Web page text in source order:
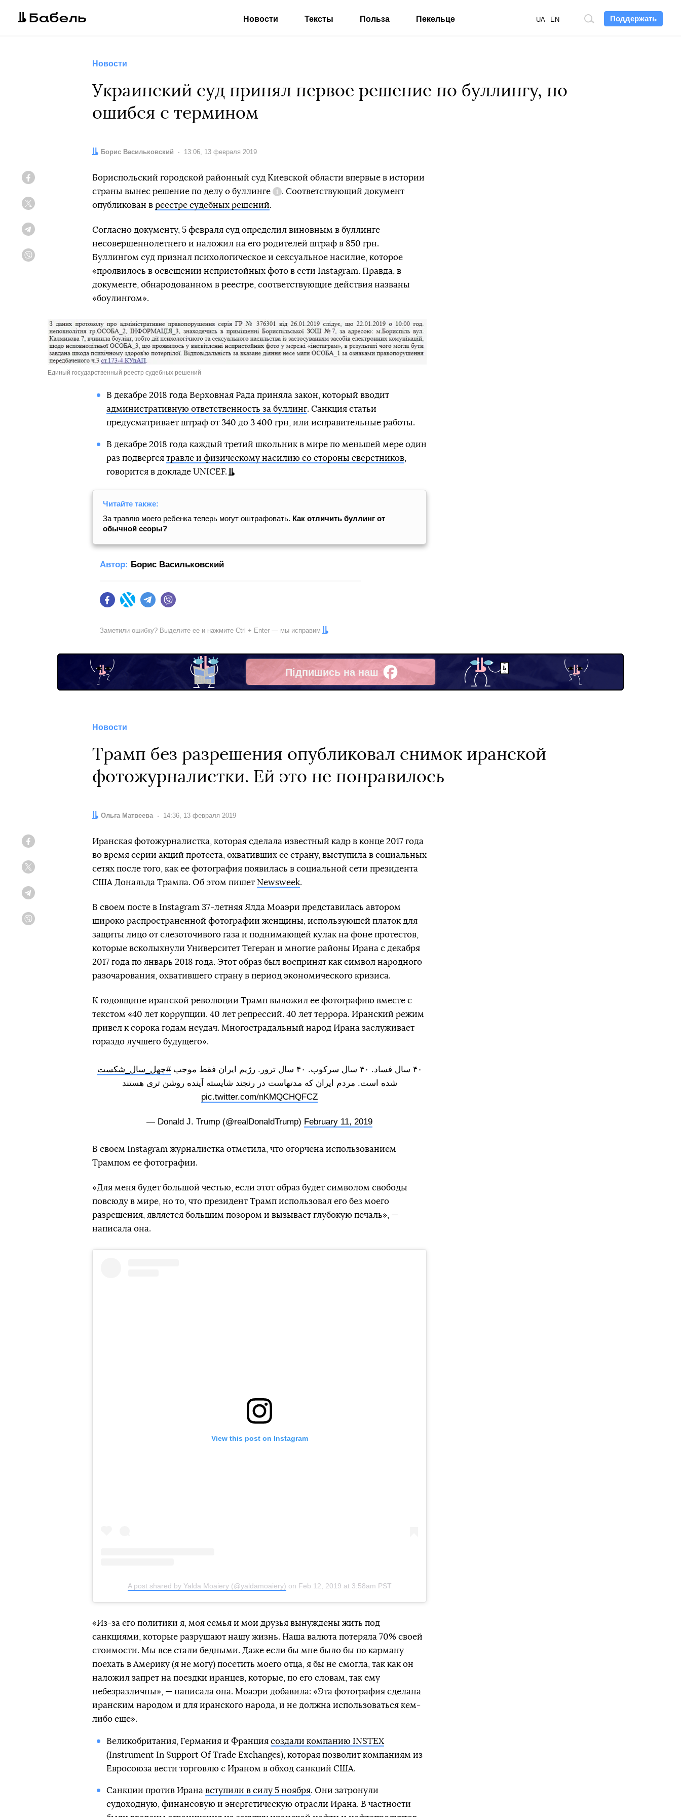
Поддержать
Поиск
UA EN
Новости Тексты Польза Пекельце
Новости
Украинский суд принял первое решение по буллингу, но
ошибся с термином
Автор:
Борис Васильковский Дата:
13:06, 13 февраля 2019
Бориспольский городской районный суд Киевской области впервые в истории
страны вынес решение по делу о буллинге
Справка
. Соответствующий документ
опубликован в реестре судебных решений.
Согласно документу, 5 февраля суд определил виновным в буллинге
несовершеннолетнего и наложил на его родителей штраф в 850 грн.
Буллингом суд признал психологическое и сексуальное насилие, которое
«проявилось в освещении непристойных фото в сети Instagram. Правда, в
документе, обнародованном в реестре, соответствующие действия названы
«боулингом».
Единый государственный реестр судебных решений
В декабре 2018 года Верховная Рада приняла закон, который вводит
административную ответственность за буллинг. Санкция статьи
предусматривает штраф от 340 до 3 400 грн, или исправительные работы.
В декабре 2018 года каждый третий школьник в мире по меньшей мере один
раз подвергся травле и физическому насилию со стороны сверстников,
говорится в докладе UNICEF.
Читайте также:
За травлю моего ребенка теперь могут оштрафовать. Как отличить буллинг от
обычной ссоры?
Автор: Борис Васильковский
FacebookTwitter Telegram
Заметили ошибку? Выделите ее и нажмите Ctrl + Enter — мы исправим
Підпишись на наш
Facebook
Новости
Трамп без разрешения опубликовал снимок иранской
фотожурналистки. Ей это не понравилось
Автор:
Ольга Матвеева Дата:
14:36, 13 февраля 2019
Иранская фотожурналистка, которая сделала известный кадр в конце 2017 года
во время серии акций протеста, охвативших ее страну, выступила в социальных
сетях после того, как ее фотография появилась в социальной сети президента
США Дональда Трампа. Об этом пишет Newsweek.
В своем посте в Instagram 37-летняя Ялда Моаэри представилась автором
широко распространенной фотографии женщины, использующей платок для
защиты лицо от слезоточивого газа и поднимающей кулак на фоне протестов,
которые всколыхнули Университет Тегеран и многие районы Ирана с декабря
2017 года по январь 2018 года. Этот образ был воспринят как символ народного
разочарования, охватившего страну в период экономического кризиса.
К годовщине иранской революции Трамп выложил ее фотографию вместе с
текстом «40 лет коррупции. 40 лет репрессий. 40 лет террора. Иранский режим
привел к сорока годам неудач. Многострадальный народ Ирана заслуживает
гораздо лучшего будущего».
۴۰ سال فساد. ۴۰ سال سرکوب. ۴۰ سال ترور. رژیم ایران فقط موجب
#چهل_سال_شکست
شده است. مردم ایران که مدتهاست در رنجند شایسته آینده روشن تری هستند
pic.twitter.com/nKMQCHQFCZ
— Donald J. Trump (@realDonaldTrump) February 11, 2019
В своем Instagram журналистка отметила, что огорчена использованием
Трампом ее фотографии.
«Для меня будет большой честью, если этот образ будет символом свободы
повсюду в мире, но то, что президент Трамп использовал его без моего
разрешения, является большим позором и вызывает глубокую печаль», —
написала она.
View this post on Instagram
A post shared by Yalda Moaiery (@yaldamoaiery) on Feb 12, 2019 at 3:58am PST
«Из-за его политики я, моя семья и мои друзья вынуждены жить под
санкциями, которые разрушают нашу жизнь. Наша валюта потеряла 70% своей
стоимости. Мы все стали бедными. Даже если бы мне было бы по карману
поехать в Америку (я не могу) посетить моего отца, я бы не смогла, так как он
наложил запрет на поездки иранцев, которые, по его словам, так ему
небезразличны», — написала она. Моаэри добавила: «Эта фотография сделана
иранским народом и для иранского народа, и не должна использоваться кем-
либо еще».
Великобритания, Германия и Франция создали компанию INSTEX
(Instrument In Support Of Trade Exchanges), которая позволит компаниям из
Евросоюза вести торговлю с Ираном в обход санкций США.
Санкции против Ирана вступили в силу 5 ноября. Они затронули
судоходную, финансовую и энергетическую отрасли Ирана. В частности